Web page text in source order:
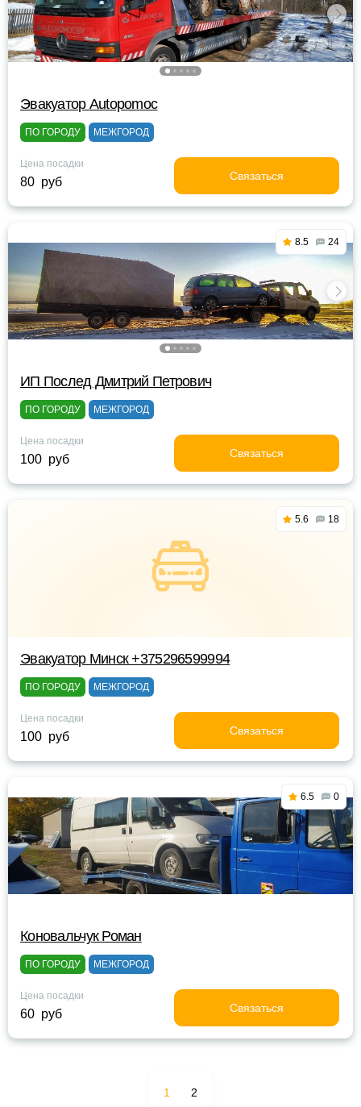
Эвакуатор Autopomoc
ПО ГОРОДУ МЕЖГОРОД
Цена посадки
80 руб Связаться
8.5 24
ИП Послед Дмитрий Петрович
ПО ГОРОДУ МЕЖГОРОД
Цена посадки
100 руб Связаться
5.6 18
Эвакуатор Минск +375296599994
ПО ГОРОДУ МЕЖГОРОД
Цена посадки
100 руб Связаться
6.5 0
Коновальчук Роман
ПО ГОРОДУ МЕЖГОРОД
Цена посадки
60 руб Связаться
1 2